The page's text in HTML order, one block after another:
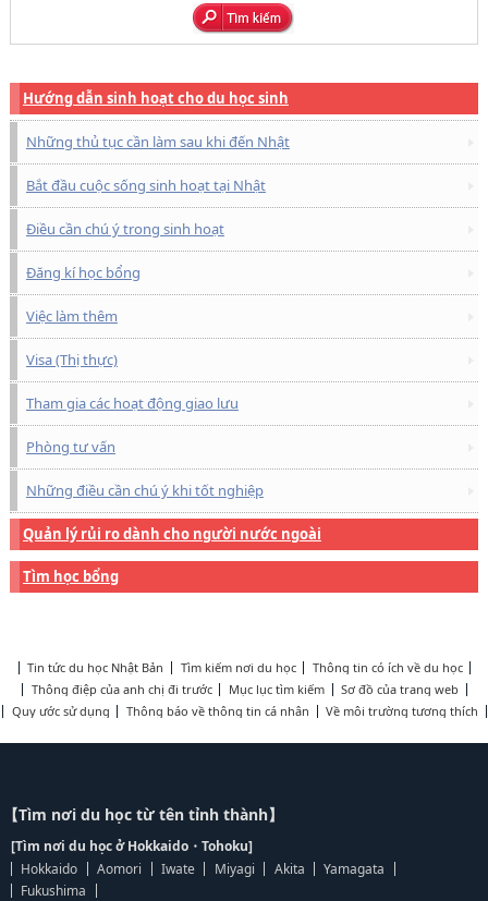
Hướng dẫn sinh hoạt cho du học sinh
Những thủ tục cần làm sau khi đến Nhật
Bắt đầu cuộc sống sinh hoạt tại Nhật
Điều cần chú ý trong sinh hoạt
Đăng kí học bổng
Việc làm thêm
Visa (Thị thực)
Tham gia các hoạt động giao lưu
Phòng tư vấn
Những điều cần chú ý khi tốt nghiệp
Quản lý rủi ro dành cho người nước ngoài
Tìm học bổng
Tin tức du học Nhật Bản Tìm kiếm nơi du học
Thông tin có ích về du học
Thông điệp của anh chị đi trước
Mục lục tìm kiếm
Sơ đồ của trang web
Quy ước sử dụng
Thông báo về thông tin cá nhân Về môi trường tương thích
【Tìm nơi du học từ tên tỉnh thành】
[Tìm nơi du học ở Hokkaido・Tohoku]
Hokkaido
Aomori Iwate Miyagi Akita
Yamagata
Fukushima